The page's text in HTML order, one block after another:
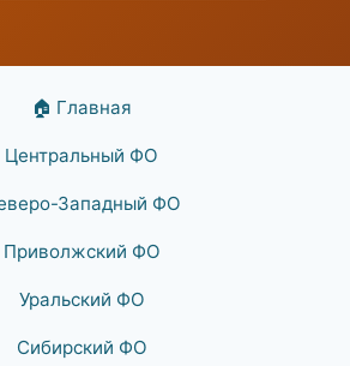
🏠 Главная
Центральный ФО
Западный ФО
Приволжский ФО
Уральский ФО
Сибирский ФО